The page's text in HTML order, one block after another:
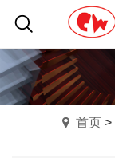
首页 >